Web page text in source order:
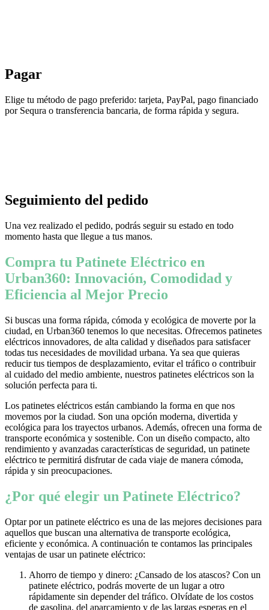
Pagar
Elige tu método de pago preferido: tarjeta, PayPal, pago financiado
por Sequra o transferencia bancaria, de forma rápida y segura.
Seguimiento del pedido
Una vez realizado el pedido, podrás seguir su estado en todo
momento hasta que llegue a tus manos.
Compra tu Patinete Eléctrico en
Urban360: Innovación, Comodidad y
Eficiencia al Mejor Precio
Si buscas una forma rápida, cómoda y ecológica de moverte por la
ciudad, en Urban360 tenemos lo que necesitas. Ofrecemos patinetes
eléctricos innovadores, de alta calidad y diseñados para satisfacer
todas tus necesidades de movilidad urbana. Ya sea que quieras
reducir tus tiempos de desplazamiento, evitar el tráfico o contribuir
al cuidado del medio ambiente, nuestros patinetes eléctricos son la
solución perfecta para ti.
Los patinetes eléctricos están cambiando la forma en que nos
movemos por la ciudad. Son una opción moderna, divertida y
ecológica para los trayectos urbanos. Además, ofrecen una forma de
transporte económica y sostenible. Con un diseño compacto, alto
rendimiento y avanzadas características de seguridad, un patinete
eléctrico te permitirá disfrutar de cada viaje de manera cómoda,
rápida y sin preocupaciones.
¿Por qué elegir un Patinete Eléctrico?
Optar por un patinete eléctrico es una de las mejores decisiones para
aquellos que buscan una alternativa de transporte ecológica,
eficiente y económica. A continuación te contamos las principales
ventajas de usar un patinete eléctrico:
Ahorro de tiempo y dinero: ¿Cansado de los atascos? Con un
patinete eléctrico, podrás moverte de un lugar a otro
rápidamente sin depender del tráfico. Olvídate de los costos
de gasolina, del aparcamiento y de las largas esperas en el